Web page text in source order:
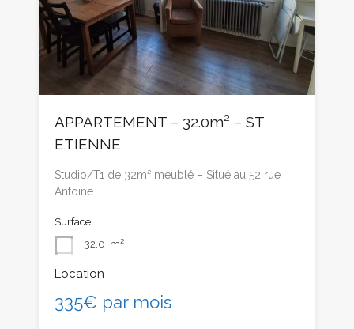
APPARTEMENT – 32.0m² – ST
ETIENNE
Studio/T1 de 32m² meublé – Situé au 52 rue
Antoine…
Surface
32.0 m²
Location
335€ par mois